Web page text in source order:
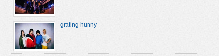
grating hunny